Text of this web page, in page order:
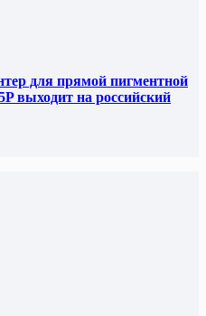
для прямой пигментной
выходит на российский